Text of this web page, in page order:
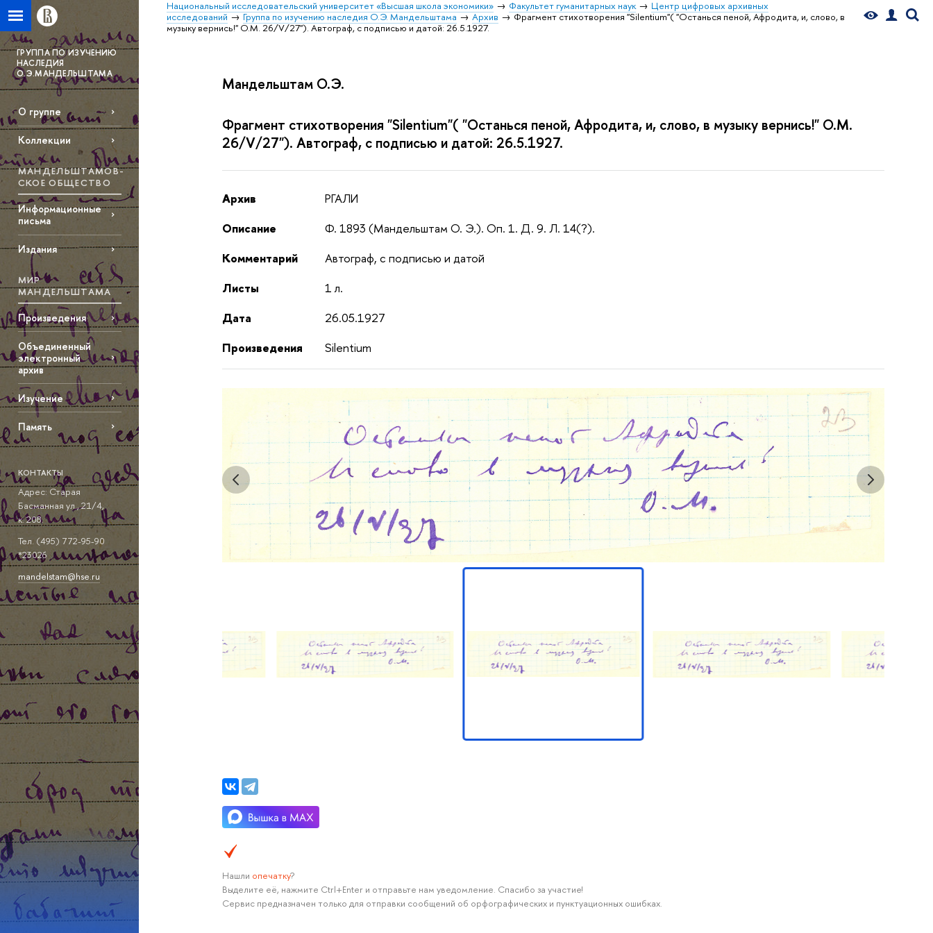
Национальный исследовательский университет «Высшая школа экономики» Факультет гуманитарных наук
Центр цифровых архивных
исследований
Группа по изучению наследия О.Э. Мандельштама Архив
Фрагмент стихотворения "Silentium"( "Останься пеной, Афродита, и, слово, в
музыку вернись!" О.М. 26/V/27"). Автограф, с подписью и датой: 26.5.1927.
ГРУППА ПО ИЗУЧЕНИЮ
НАСЛЕДИЯ
О.Э.МАНДЕЛЬШТАМА
О группе
Коллекции
МАНДЕЛЬШТАМОВ­
СКОЕ ОБЩЕСТВО
Информационные
письма
Издания
МИР
МАНДЕЛЬШТАМА
Произведения
Объединенный
электронный
архив
Изучение
Память
КОНТАКТЫ
Адрес: Старая
Басманная ул., 21/4,
к. 208.
Тел. (495) 772-95-90
*23026
mandelstam@hse.ru
Мандельштам О.Э.
Фрагмент стихотворения "Silentium"( "Останься пеной, Афродита, и, слово, в музыку вернись!" О.М.
26/V/27"). Автограф, с подписью и датой: 26.5.1927.
Архив
РГАЛИ
Описание
Ф. 1893 (Мандельштам О. Э.). Оп. 1. Д. 9. Л. 14(?).
Комментарий
Автограф, с подписью и датой
Листы
1 л.
Дата
26.05.1927
Произведения
Silentium
Нашли опечатку?
Выделите её, нажмите Ctrl+Enter и отправьте нам уведомление. Спасибо за участие!
Сервис предназначен только для отправки сообщений об орфографических и пунктуационных ошибках.